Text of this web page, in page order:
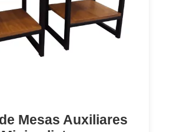
Mesas Auxiliares